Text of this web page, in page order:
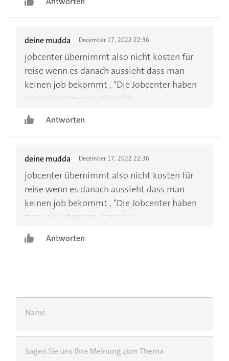
deine mudda December 17, 2022 22:36
jobcenter übernimmt also nicht kosten für
reise wenn es danach aussieht dass man
keinen job bekommt , "Die Jobcenter haben
zwar ein Interesse, dass der
Leistungsempfänger mitwirkt, Bewerbungen
ohne Erfolgsaussicht kosten jedoch nur
man in einer kleinen stadt lebt ohne viele
bewerben muss?
Antworten
deine mudda December 17, 2022 22:36
jobcenter übernimmt also nicht kosten für
reise wenn es danach aussieht dass man
keinen job bekommt , "Die Jobcenter haben
zwar ein Interesse, dass der
Leistungsempfänger mitwirkt, Bewerbungen
ohne Erfolgsaussicht kosten jedoch nur
bewerben muss?
Antworten
Name
Sagen Sie uns Ihre Meinung zum Thema